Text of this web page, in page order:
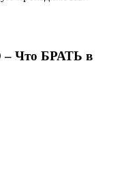
БРАТЬ в